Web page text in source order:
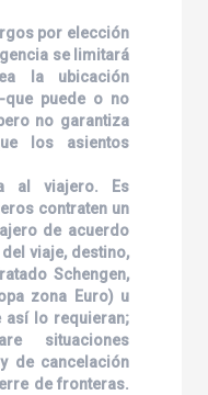
por elección
se limitará
la ubicación
puede o no
no garantiza
los asientos
al viajero. Es
contraten un
de acuerdo
viaje, destino,
Schengen,
zona Euro) u
así lo requieran;
situaciones
de cancelación
de fronteras.